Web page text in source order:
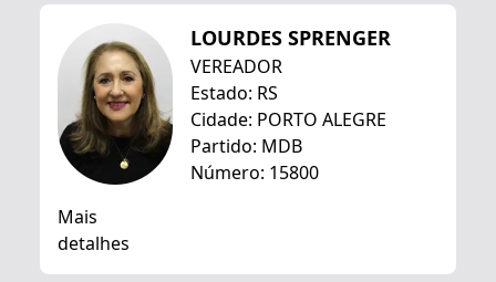
LOURDES SPRENGER
VEREADOR
Estado: RS
Cidade: PORTO ALEGRE
Partido: MDB
Número: 15800
Mais
detalhes